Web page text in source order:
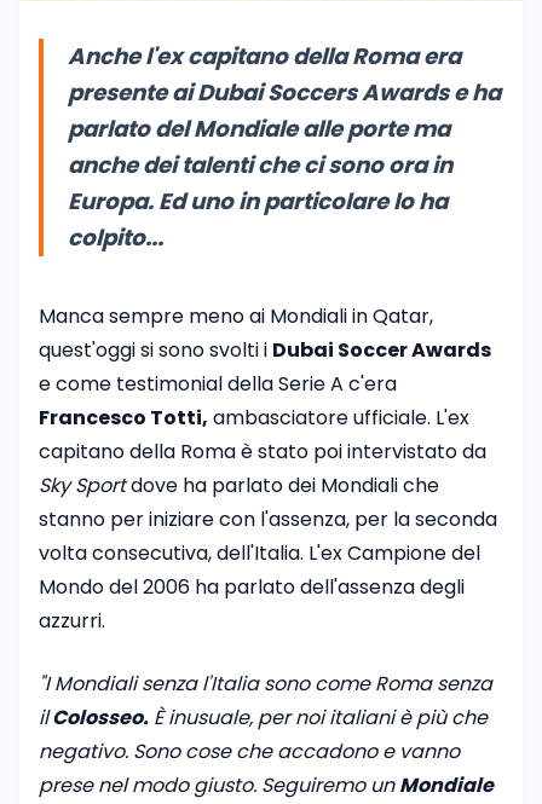
Anche l'ex capitano della Roma era
presente ai Dubai Soccers Awards e ha
parlato del Mondiale alle porte ma
anche dei talenti che ci sono ora in
Europa. Ed uno in particolare lo ha
colpito...
Manca sempre meno ai Mondiali in Qatar,
quest'oggi si sono svolti i Dubai Soccer Awards
e come testimonial della Serie A c'era
Francesco Totti, ambasciatore ufficiale. L'ex
capitano della Roma è stato poi intervistato da
Sky Sportdove ha parlato dei Mondiali che
stanno per iniziare con l'assenza, per la seconda
volta consecutiva, dell'Italia. L'ex Campione del
Mondo del 2006 ha parlato dell'assenza degli
azzurri.
"I Mondiali senza l'Italia sono come Roma senza
ilColosseo. È inusuale, per noi italiani è più che
negativo. Sono cose che accadono e vanno
prese nel modo giusto. Seguiremo unMondiale